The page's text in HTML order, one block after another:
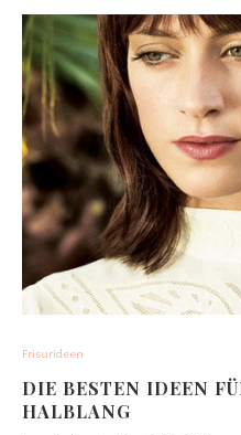
Frisurideen
DIE BESTEN IDEEN
HALBLANG